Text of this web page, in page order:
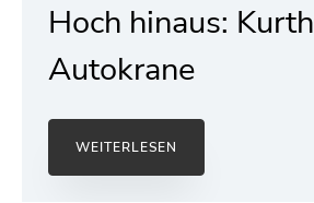
Hoch hinaus: Kurth
Autokrane
WEITERLESEN